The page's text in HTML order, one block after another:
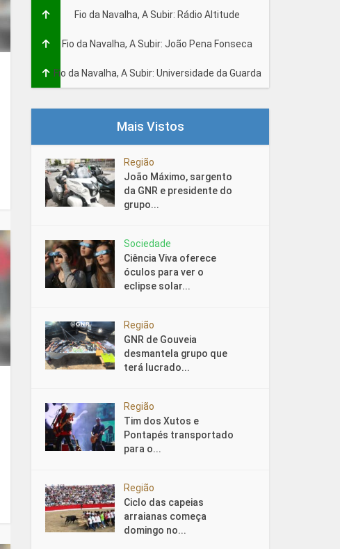
Fio da Navalha, A Subir: Rádio Altitude
Fio da Navalha, A Subir: João Pena Fonseca
Fio da Navalha, A Subir: Universidade da Guarda
Mais Vistos
Região
João Máximo, sargento
da GNR e presidente do
grupo...
Sociedade
Ciência Viva oferece
óculos para ver o
eclipse solar...
Região
GNR de Gouveia
desmantela grupo que
terá lucrado...
Região
Tim dos Xutos e
Pontapés transportado
para o...
Região
Ciclo das capeias
arraianas começa
domingo no...